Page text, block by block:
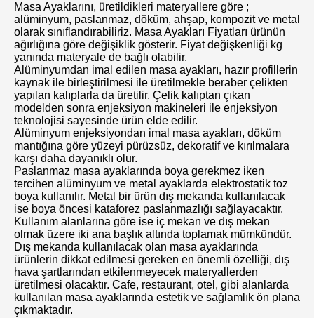
Masa Ayaklarını, üretildikleri materyallere göre ;
alüminyum, paslanmaz, döküm, ahşap, kompozit ve metal
olarak sınıflandırabiliriz. Masa Ayakları Fiyatları ürünün
ağırlığına göre değişiklik gösterir. Fiyat değişkenliği kg
yanında materyale de bağlı olabilir.
Alüminyumdan imal edilen masa ayakları, hazır profillerin
kaynak ile birleştirilmesi ile üretilmekle beraber çelikten
yapılan kalıplarla da üretilir. Çelik kalıptan çıkan
modelden sonra enjeksiyon makineleri ile enjeksiyon
teknolojisi sayesinde ürün elde edilir.
Alüminyum enjeksiyondan imal masa ayakları, döküm
mantığına göre yüzeyi pürüzsüz, dekoratif ve kırılmalara
karşı daha dayanıklı olur.
Paslanmaz masa ayaklarında boya gerekmez iken
tercihen alüminyum ve metal ayaklarda elektrostatik toz
boya kullanılır. Metal bir ürün dış mekanda kullanılacak
ise boya öncesi kataforez paslanmazlığı sağlayacaktır.
Kullanım alanlarına göre ise iç mekan ve dış mekan
olmak üzere iki ana başlık altında toplamak mümkündür.
Dış mekanda kullanılacak olan masa ayaklarında
ürünlerin dikkat edilmesi gereken en önemli özelliği, dış
hava şartlarından etkilenmeyecek materyallerden
üretilmesi olacaktır. Cafe, restaurant, otel, gibi alanlarda
kullanılan masa ayaklarında estetik ve sağlamlık ön plana
çıkmaktadır.